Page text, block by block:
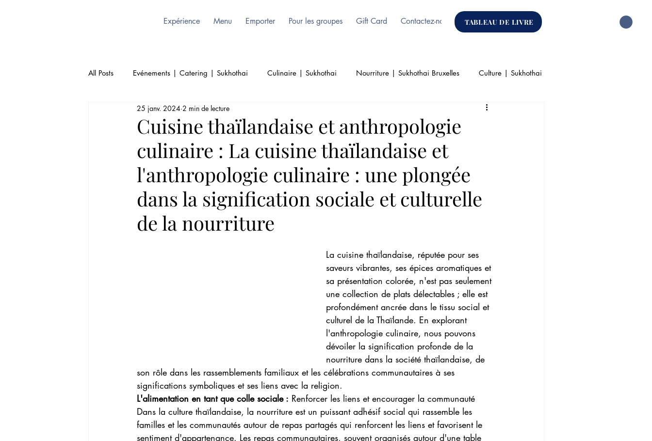
TABLEAU DE LIVRE
Expérience Menu Emporter Pour les groupes Gift Card Contactez-nous
All Posts Evénements | Catering | Sukhothai Culinaire | Sukhothai Nourriture | Sukhothai Bruxelles Culture | Sukhothai
Restaurant | Sukhothai Bruxelles
Thailande | Sukohthai Restaurant Thai Cuisine | Authentique Thai
Cuisine thaïlandaise et anthropologie
culinaire : La cuisine thaïlandaise et
l'anthropologie culinaire : une plongée
dans la signification sociale et culturelle
de la nourriture
25 janv. 2024 2 min de lecture
La cuisine thaïlandaise, réputée pour ses
saveurs vibrantes, ses épices aromatiques et
sa présentation colorée, n'est pas seulement
une collection de plats délectables ; elle est
profondément ancrée dans le tissu social et
culturel de la Thaïlande. En explorant
l'anthropologie culinaire, nous pouvons
dévoiler la signification profonde de la
nourriture dans la société thaïlandaise, de
son rôle dans les rassemblements familiaux et les célébrations communautaires à ses
significations symboliques et ses liens avec la religion.
L'alimentation en tant que colle sociale : Renforcer les liens et encourager la communauté
Dans la culture thaïlandaise, la nourriture est un puissant adhésif social qui rassemble les
familles et les communautés autour de repas partagés qui renforcent les liens et favorisent le
sentiment d'appartenance. Les repas communautaires, souvent organisés autour d'une table